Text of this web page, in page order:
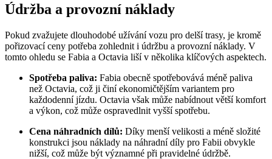
Údržba a provozní náklady
Pokud zvažujete dlouhodobé užívání vozu pro delší trasy, je kromě
pořizovací ceny potřeba zohlednit i údržbu a provozní náklady. V
tomto ohledu se Fabia a Octavia liší v několika klíčových aspektech.
Spotřeba paliva: Fabia obecně spotřebovává méně paliva
než Octavia, což ji činí ekonomičtějším variantem pro
každodenní jízdu. Octavia však může nabídnout větší komfort
a výkon, což může ospravedlnit vyšší spotřebu.
Cena náhradních dílů: Díky menší velikosti a méně složité
konstrukci jsou náklady na náhradní díly pro Fabii obvykle
nižší, což může být významné při pravidelné údržbě.